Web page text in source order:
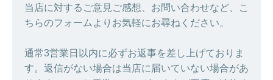
当店に対するご意見ご感想、お問い合わせなど、こ
ちらのフォームよりお気軽にお尋ねください。
通常3営業日以内に必ずお返事を差し上げておりま
す。返信がない場合は当店に届いていない場合があ